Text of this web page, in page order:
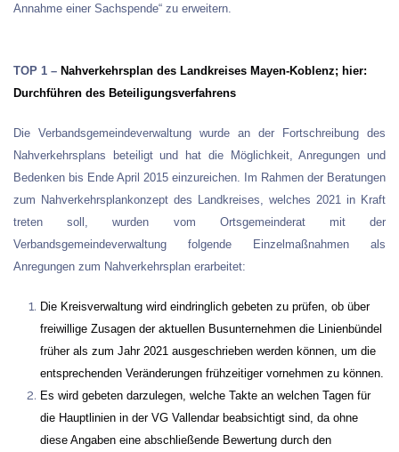
Annahme einer Sachspende“ zu erweitern.
TOP 1 – Nahverkehrsplan des Landkreises Mayen-Koblenz; hier:
Durchführen des Beteiligungsverfahrens
Die Verbandsgemeindeverwaltung wurde an der Fortschreibung des
Nahverkehrsplans beteiligt und hat die Möglichkeit, Anregungen und
Bedenken bis Ende April 2015 einzureichen. Im Rahmen der Beratungen
zum Nahverkehrsplankonzept des Landkreises, welches 2021 in Kraft
treten soll, wurden vom Ortsgemeinderat mit der
Verbandsgemeindeverwaltung folgende Einzelmaßnahmen als
Anregungen zum Nahverkehrsplan erarbeitet:
Die Kreisverwaltung wird eindringlich gebeten zu prüfen, ob über
freiwillige Zusagen der aktuellen Busunternehmen die Linienbündel
früher als zum Jahr 2021 ausgeschrieben werden können, um die
entsprechenden Veränderungen frühzeitiger vornehmen zu können.
Es wird gebeten darzulegen, welche Takte an welchen Tagen für
die Hauptlinien in der VG Vallendar beabsichtigt sind, da ohne
diese Angaben eine abschließende Bewertung durch den